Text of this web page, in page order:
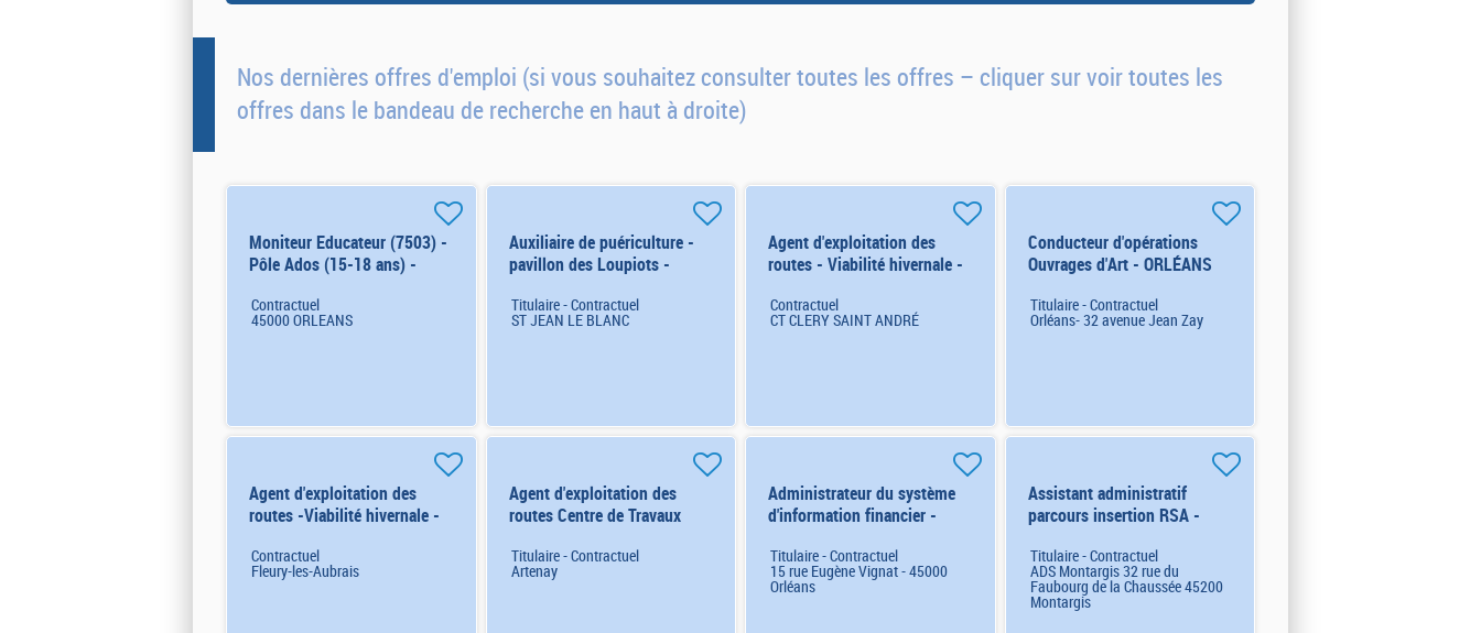
Nos dernières offres d'emploi (si vous souhaitez consulter toutes les offres – cliquer sur voir toutes les
offres dans le bandeau de recherche en haut à droite)
Moniteur Educateur (7503) -
Pôle Ados (15-18 ans) -
Contractuel
45000 ORLEANS
Auxiliaire de puériculture -
pavillon des Loupiots -
Titulaire - Contractuel
ST JEAN LE BLANC
Agent d'exploitation des
routes - Viabilité hivernale -
(Renfort) H/F
Contractuel
CT CLERY SAINT ANDRÉ
Conducteur d'opérations
Ouvrages d'Art - ORLÉANS
Titulaire - Contractuel
Orléans- 32 avenue Jean Zay
Agent d'exploitation des
routes -Viabilité hivernale -
H/F
Contractuel
Fleury-les-Aubrais
Agent d'exploitation des
routes Centre de Travaux
Titulaire - Contractuel
Artenay
Administrateur du système
d'information financier -
Titulaire - Contractuel
15 rue Eugène Vignat - 45000
Orléans
Assistant administratif
parcours insertion RSA -
Titulaire - Contractuel
ADS Montargis 32 rue du
Faubourg de la Chaussée 45200
Montargis